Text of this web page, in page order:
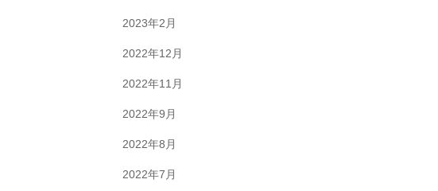
2023年2月
2022年12月
2022年11月
2022年9月
2022年8月
2022年7月